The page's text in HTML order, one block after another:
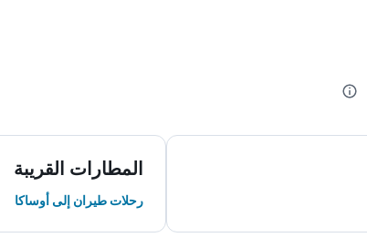
المطارات القريبة
رحلات طيران إلى أوساكا